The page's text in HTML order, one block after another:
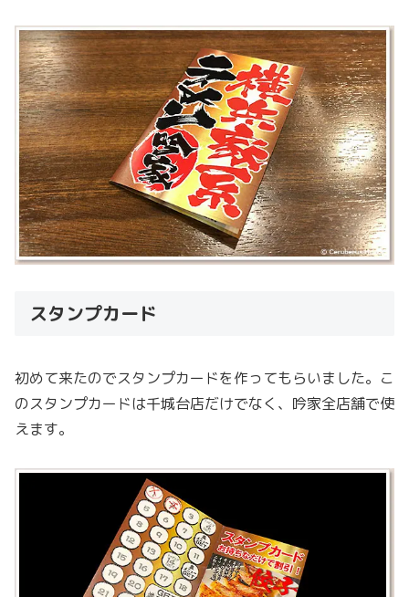
スタンプカード
初めて来たのでスタンプカードを作ってもらいました。こ
のスタンプカードは千城台店だけでなく、吟家全店舗で使
えます。